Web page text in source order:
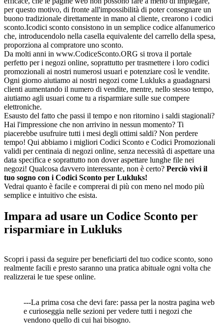
per questo motivo, di fronte all'impossibilità di poter consegnare un
buono tradizionale direttamente in mano al cliente, crearono i codici
sconto.Icodici sconto consistono in un semplice codice alfanumerico
che, introducendolo nella casella equivalente del carrello della spesa,
proporziona al compratore uno sconto.
Da molti anni in www.CodiceSconto.ORG si trova il portale
perfetto per i negozi online, soprattutto per trasmettere i loro codici
promozionali ai nostri numerosi usuari e potenziare così le vendite.
Ogni giorno aiutiamo ai nostri negozi come Lukluks a guadagnarsi
clienti aumentando il numero di vendite, mentre, nello stesso tempo,
aiutiamo agli usuari come tu a risparmiare sulle sue compere
elettroniche.
Esausto del fatto che passi il tempo e non ritornino i saldi stagionali?
Hai l'impressione che non arrivino in nessun momento? Ti
piacerebbe usufruire tutti i mesi degli ottimi saldi? Non perdere
tempo! Qui abbiamo i migliori Codici Sconto e Codici Promozionali
validi per centinaia di negozi online, senza necessità di aspettare una
data specifica e soprattutto non dover aspettare lunghe file nei
negozi! Qualcosa davvero interessante, non è certo? Perciò vivi il
tuo sogno con i Codici Sconto per Lukluks!
Vedrai quanto è facile e comprerai di più con meno nel modo più
semplice e intuitivo che esista.
Impara ad usare un Codice Sconto per
risparmiare in Lukluks
Scopri i passi da seguire per beneficiarti del tuo codice sconto, sono
realmente facili e presto saranno una pratica abituale ogni volta che
realizzerai le tue spese online.
---La prima cosa che devi fare: passa per la nostra pagina web
e curioseggia nelle sezioni per vedere tutti i negozi che
vendono quello di cui hai bisogno.